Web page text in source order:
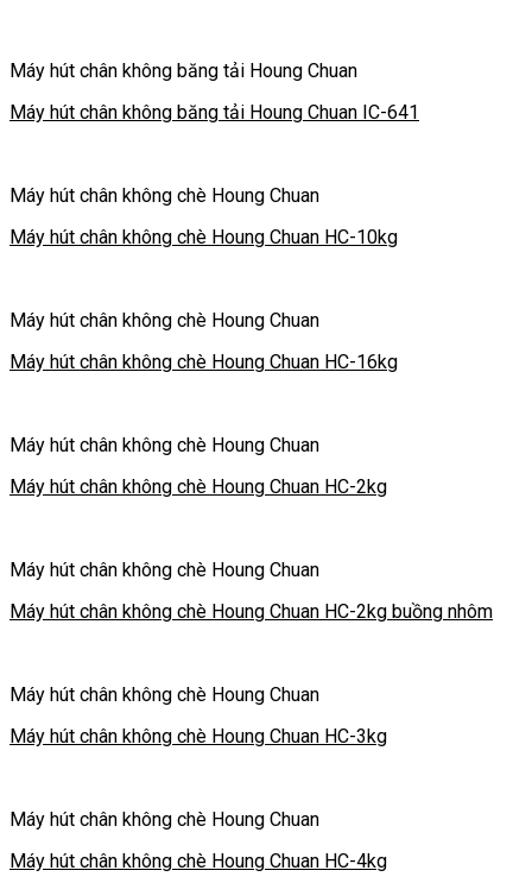
Máy hút chân không băng tải Houng Chuan
Máy hút chân không băng tải Houng Chuan IC-641
Máy hút chân không chè Houng Chuan
Máy hút chân không chè Houng Chuan HC-10kg
Máy hút chân không chè Houng Chuan
Máy hút chân không chè Houng Chuan HC-16kg
Máy hút chân không chè Houng Chuan
Máy hút chân không chè Houng Chuan HC-2kg
Máy hút chân không chè Houng Chuan
Máy hút chân không chè Houng Chuan HC-2kg buồng nhôm
Máy hút chân không chè Houng Chuan
Máy hút chân không chè Houng Chuan HC-3kg
Máy hút chân không chè Houng Chuan
Máy hút chân không chè Houng Chuan HC-4kg